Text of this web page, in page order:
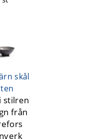
skål
stilren
från